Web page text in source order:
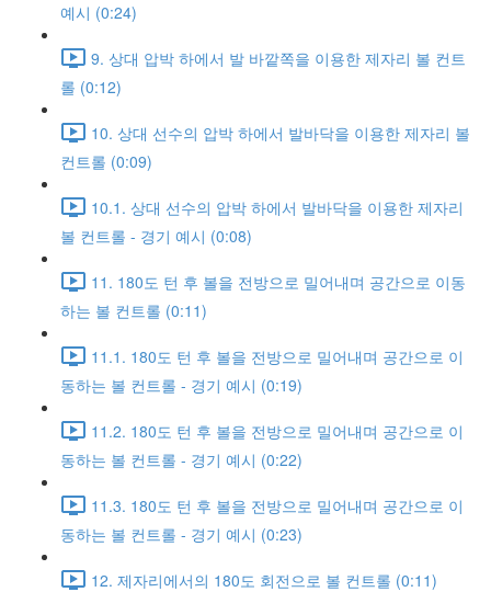
예시 (0:24)
9. 상대 압박 하에서 발 바깥쪽을 이용한 제자리 볼 컨트
롤 (0:12)
10. 상대 선수의 압박 하에서 발바닥을 이용한 제자리 볼
컨트롤 (0:09)
10.1. 상대 선수의 압박 하에서 발바닥을 이용한 제자리
볼 컨트롤 - 경기 예시 (0:08)
11. 180도 턴 후 볼을 전방으로 밀어내며 공간으로 이동
하는 볼 컨트롤 (0:11)
11.1. 180도 턴 후 볼을 전방으로 밀어내며 공간으로 이
동하는 볼 컨트롤 - 경기 예시 (0:19)
11.2. 180도 턴 후 볼을 전방으로 밀어내며 공간으로 이
동하는 볼 컨트롤 - 경기 예시 (0:22)
11.3. 180도 턴 후 볼을 전방으로 밀어내며 공간으로 이
동하는 볼 컨트롤 - 경기 예시 (0:23)
12. 제자리에서의 180도 회전으로 볼 컨트롤 (0:11)